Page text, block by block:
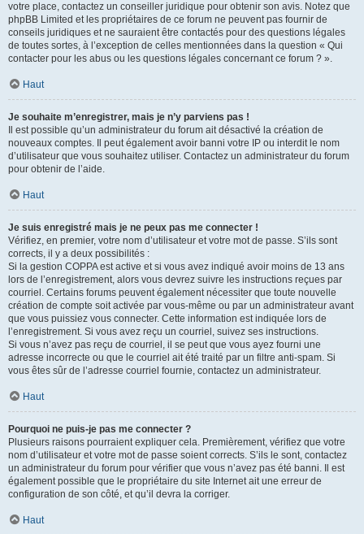
votre place, contactez un conseiller juridique pour obtenir son avis. Notez que
phpBB Limited et les propriétaires de ce forum ne peuvent pas fournir de
conseils juridiques et ne sauraient être contactés pour des questions légales
de toutes sortes, à l’exception de celles mentionnées dans la question « Qui
contacter pour les abus ou les questions légales concernant ce forum ? ».
Haut
Je souhaite m’enregistrer, mais je n’y parviens pas !
Il est possible qu’un administrateur du forum ait désactivé la création de
nouveaux comptes. Il peut également avoir banni votre IP ou interdit le nom
d’utilisateur que vous souhaitez utiliser. Contactez un administrateur du forum
pour obtenir de l’aide.
Haut
Je suis enregistré mais je ne peux pas me connecter !
Vérifiez, en premier, votre nom d’utilisateur et votre mot de passe. S’ils sont
corrects, il y a deux possibilités :
Si la gestion COPPA est active et si vous avez indiqué avoir moins de 13 ans
lors de l’enregistrement, alors vous devrez suivre les instructions reçues par
courriel. Certains forums peuvent également nécessiter que toute nouvelle
création de compte soit activée par vous-même ou par un administrateur avant
que vous puissiez vous connecter. Cette information est indiquée lors de
l’enregistrement. Si vous avez reçu un courriel, suivez ses instructions.
Si vous n’avez pas reçu de courriel, il se peut que vous ayez fourni une
adresse incorrecte ou que le courriel ait été traité par un filtre anti-spam. Si
vous êtes sûr de l’adresse courriel fournie, contactez un administrateur.
Haut
Pourquoi ne puis-je pas me connecter ?
Plusieurs raisons pourraient expliquer cela. Premièrement, vérifiez que votre
nom d’utilisateur et votre mot de passe soient corrects. S’ils le sont, contactez
un administrateur du forum pour vérifier que vous n’avez pas été banni. Il est
également possible que le propriétaire du site Internet ait une erreur de
configuration de son côté, et qu’il devra la corriger.
Haut